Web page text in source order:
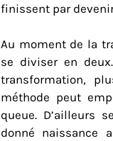
finissent par
Au moment de la
se diviser en
transformation,
méthode peut
queue. D’ailleurs
donné naissance